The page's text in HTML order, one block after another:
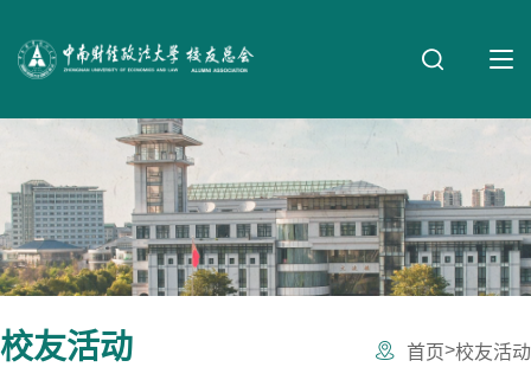
校友活动 首页>校友活动